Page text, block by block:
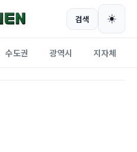
검색 ☀️
수도권 광역시 지자체